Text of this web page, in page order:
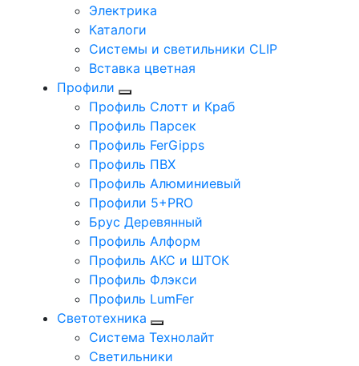
Электрика
Каталоги
Системы и светильники CLIP
Вставка цветная
Профили
Профиль Слотт и Краб
Профиль Парсек
Профиль FerGipps
Профиль ПВХ
Профиль Алюминиевый
Профили 5+PRO
Брус Деревянный
Профиль Алформ
Профиль АКС и ШТОК
Профиль Флэкси
Профиль LumFer
Светотехника
Система Технолайт
Светильники